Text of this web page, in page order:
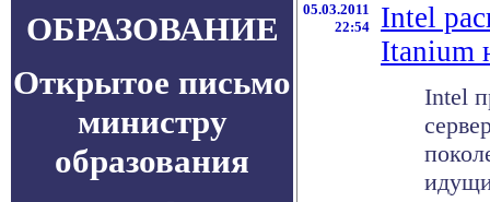
ОБРАЗОВАНИЕ
Открытое письмо
министру
образования
05.03.2011
22:54
Intel
Itanium
Intel